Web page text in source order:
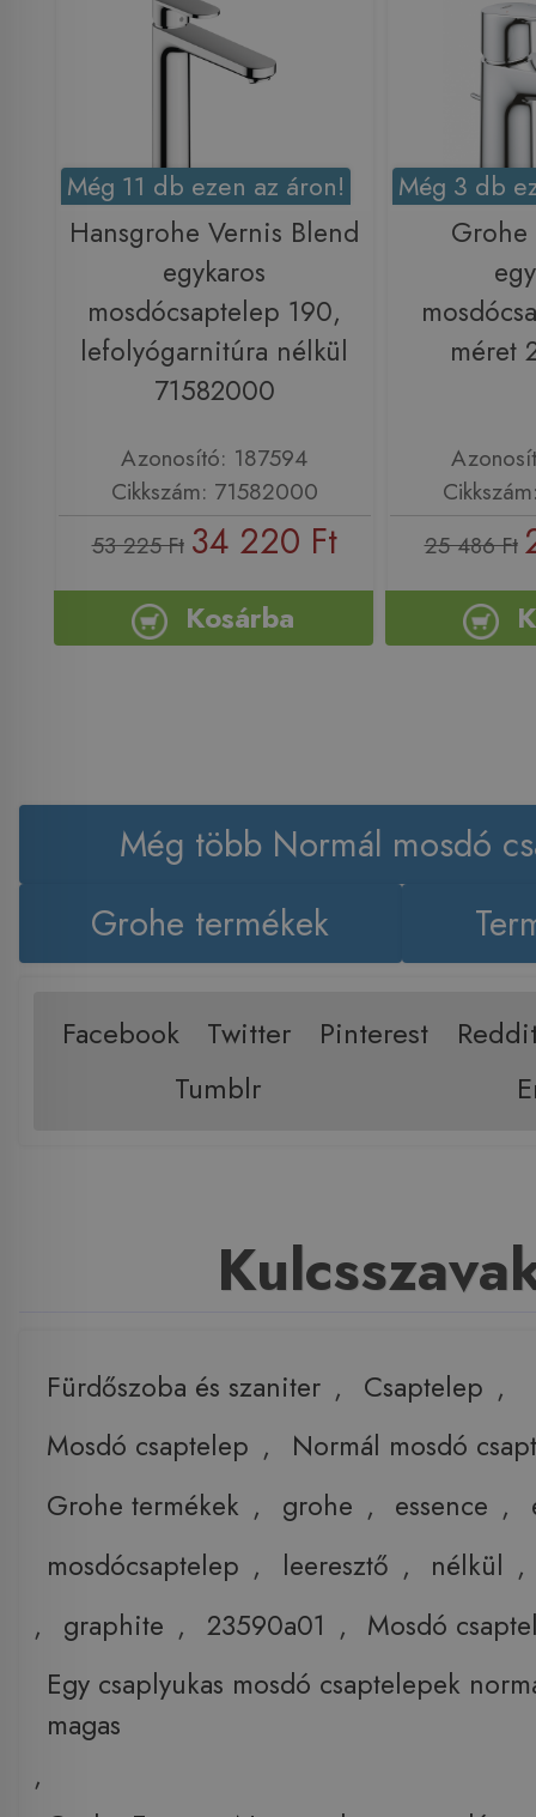
Még 11 db ezen az áron!
Hansgrohe Vernis Blend
egykaros
mosdócsaptelep 190,
lefolyógarnitúra nélkül
71582000
Azonosító: 187594
Cikkszám: 71582000
53 225 Ft 34 220 Ft
Kosárba
Még 3 db
Grohe
méret
25 486 Ft
Még több Normál mosdó
Grohe termékek
Facebook Twitter Pinterest
Tumblr
Fürdőszoba és szaniter , Csaptelep ,
Mosdó csaptelep ,
Normál mosdó
Grohe termékek , grohe , essence ,
mosdócsaptelep , leeresztő , nélkül ,
,
graphite , 23590a01 , Mosdó
Egy csaplyukas mosdó csaptelepek
magas
,